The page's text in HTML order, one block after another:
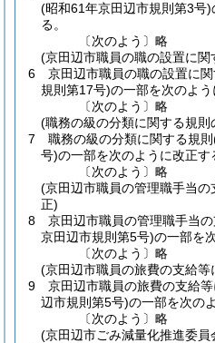
(昭和61年京田辺市規則第3号)
る。
〔次のよう〕略
(京田辺市職員の職の設置に関
6
京田辺市職員の職の設置に関
規則第17号)の一部を次のよう
〔次のよう〕略
(職務の級の分類に関する規則
7
職務の級の分類に関する規則
号)の一部を次のように改正す
〔次のよう〕略
(京田辺市職員の管理職手当
正)
8
京田辺市職員の管理職手当
京田辺市規則第5号)の一部を
〔次のよう〕略
(京田辺市職員の旅費の支給
9
京田辺市職員の旅費の支給等
辺市規則第5号)の一部を次の
〔次のよう〕略
(京田辺市ごみ減量化推進委